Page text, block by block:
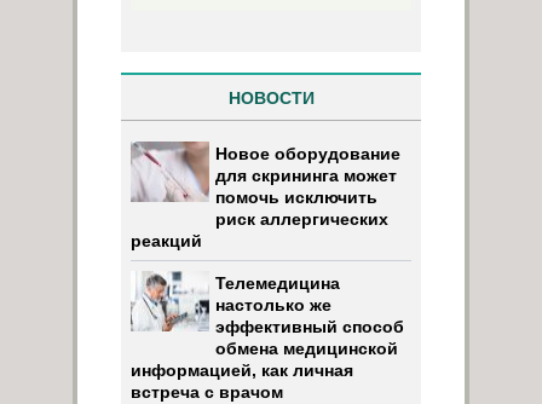
НОВОСТИ
Новое оборудование
для скрининга может
помочь исключить
риск аллергических
реакций
Телемедицина
настолько же
эффективный способ
обмена медицинской
информацией, как личная
встреча с врачом